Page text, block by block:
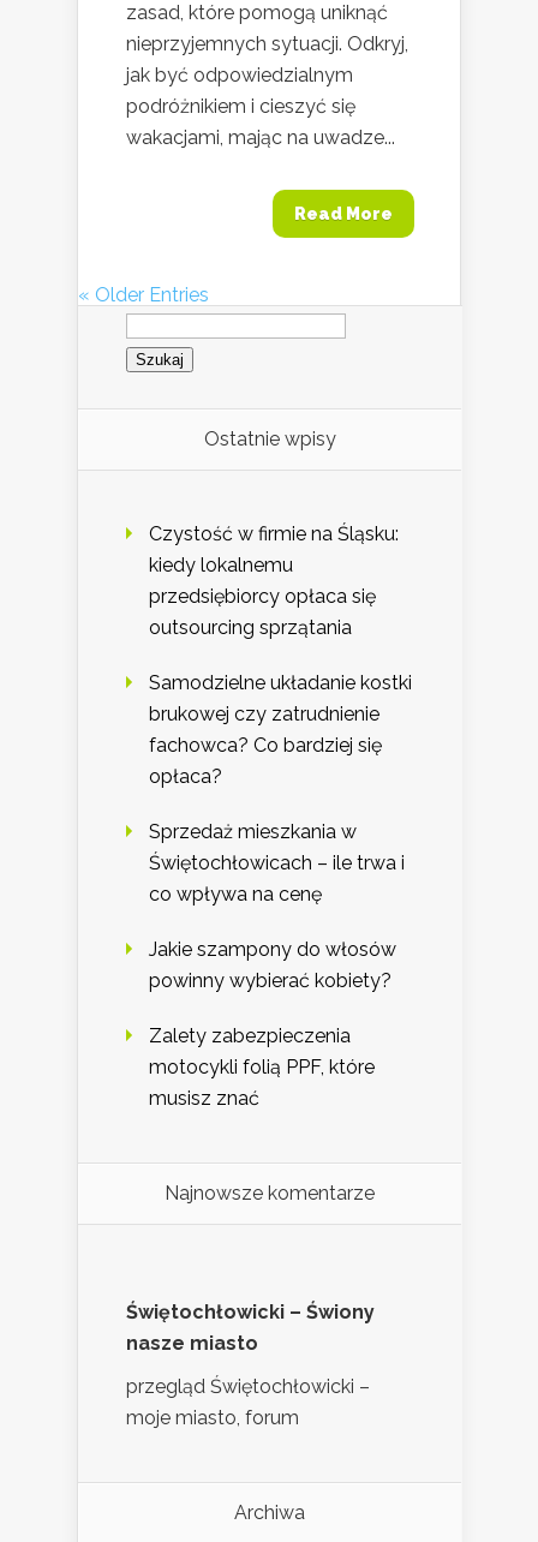
zasad, które pomogą uniknąć
nieprzyjemnych sytuacji. Odkryj,
jak być odpowiedzialnym
podróżnikiem i cieszyć się
wakacjami, mając na uwadze...
Read More
« Older Entries
Szukaj:
Ostatnie wpisy
Czystość w firmie na Śląsku:
kiedy lokalnemu
przedsiębiorcy opłaca się
outsourcing sprzątania
Samodzielne układanie kostki
brukowej czy zatrudnienie
fachowca? Co bardziej się
opłaca?
Sprzedaż mieszkania w
Świętochłowicach – ile trwa i
co wpływa na cenę
Jakie szampony do włosów
powinny wybierać kobiety?
Zalety zabezpieczenia
motocykli folią PPF, które
musisz znać
Najnowsze komentarze
Świętochłowicki – Świony
nasze miasto
przegląd Świętochłowicki –
moje miasto, forum
Archiwa